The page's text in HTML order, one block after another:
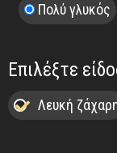
Πολύ γλυκός
Επιλέξτε
Λευκή